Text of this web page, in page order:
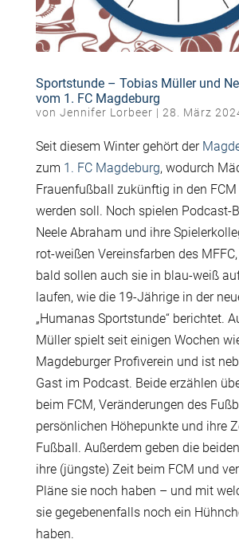
Sportstunde – Tobias Müller und
vom 1. FC Magdeburg
von Jennifer Lorbeer | 28. März
Seit diesem Winter gehört der
zum 1. FC Magdeburg, wodurch
Frauenfußball zukünftig in den
werden soll. Noch spielen Podcast-
Neele Abraham und ihre
rot-weißen Vereinsfarben des
bald sollen auch sie in blau-weiß
laufen, wie die 19-Jährige in der
„Humanas Sportstunde“ berichtet.
Müller spielt seit einigen Wochen
Magdeburger Profiverein und ist
Gast im Podcast. Beide erzählen
beim FCM, Veränderungen des
persönlichen Höhepunkte und ihre
Fußball. Außerdem geben die
ihre (jüngste) Zeit beim FCM und
Pläne sie noch haben – und mit
sie gegebenenfalls noch ein
haben.